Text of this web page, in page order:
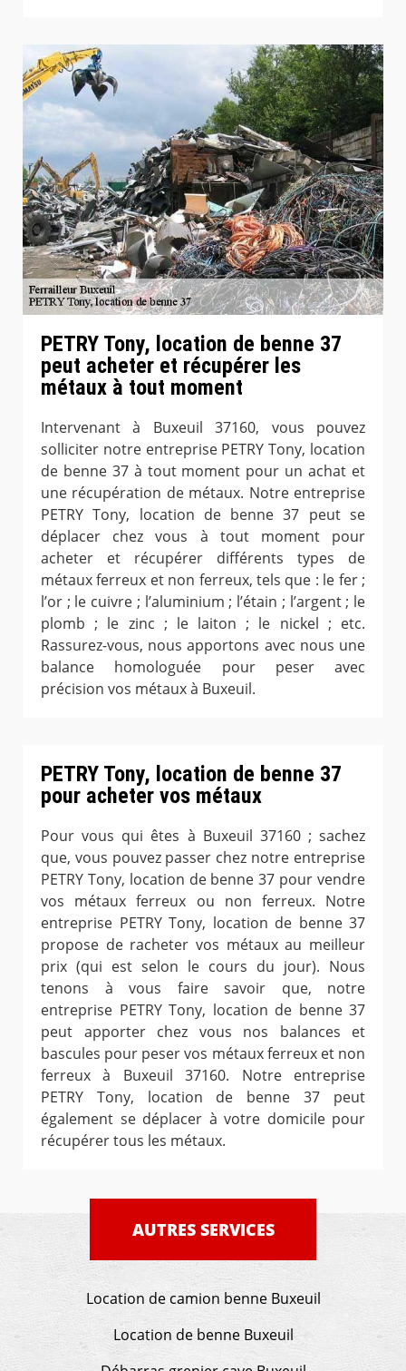
PETRY Tony, location de benne 37
peut acheter et récupérer les
métaux à tout moment
Intervenant à Buxeuil 37160, vous pouvez
solliciter notre entreprise PETRY Tony, location
de benne 37 à tout moment pour un achat et
une récupération de métaux. Notre entreprise
PETRY Tony, location de benne 37 peut se
déplacer chez vous à tout moment pour
acheter et récupérer différents types de
métaux ferreux et non ferreux, tels que : le fer ;
l’or ; le cuivre ; l’aluminium ; l’étain ; l’argent ; le
plomb ; le zinc ; le laiton ; le nickel ; etc.
Rassurez-vous, nous apportons avec nous une
balance homologuée pour peser avec
précision vos métaux à Buxeuil.
PETRY Tony, location de benne 37
pour acheter vos métaux
Pour vous qui êtes à Buxeuil 37160 ; sachez
que, vous pouvez passer chez notre entreprise
PETRY Tony, location de benne 37 pour vendre
vos métaux ferreux ou non ferreux. Notre
entreprise PETRY Tony, location de benne 37
propose de racheter vos métaux au meilleur
prix (qui est selon le cours du jour). Nous
tenons à vous faire savoir que, notre
entreprise PETRY Tony, location de benne 37
peut apporter chez vous nos balances et
bascules pour peser vos métaux ferreux et non
ferreux à Buxeuil 37160. Notre entreprise
PETRY Tony, location de benne 37 peut
également se déplacer à votre domicile pour
récupérer tous les métaux.
AUTRES SERVICES
Location de camion benne Buxeuil
Location de benne Buxeuil